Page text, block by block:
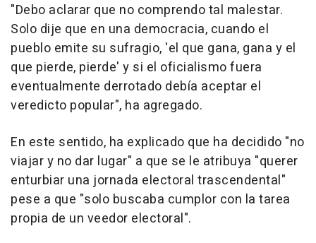
"Debo aclarar que no comprendo tal malestar.
Solo dije que en una democracia, cuando el
pueblo emite su sufragio, 'el que gana, gana y el
que pierde, pierde' y si el oficialismo fuera
eventualmente derrotado debía aceptar el
veredicto popular", ha agregado.
En este sentido, ha explicado que ha decidido "no
viajar y no dar lugar" a que se le atribuya "querer
enturbiar una jornada electoral trascendental"
pese a que "solo buscaba cumplor con la tarea
propia de un veedor electoral".